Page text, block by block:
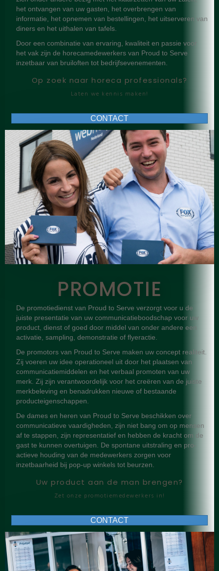
het ontvangen van uw gasten, het overbrengen van
informatie, het opnemen van bestellingen, het uitserveren van
diners en het uithalen van tafels.
Door een combinatie van ervaring, kwaliteit en passie voor
het vak zijn de horecamedewerkers van Proud to Serve
inzetbaar van bruiloften tot bedrijfsevenementen.
Op zoek naar horeca professionals?
Laten we kennis maken!
CONTACT
PROMOTIE
De promotiedienst van Proud to Serve verzorgt voor u de
juiste presentatie van uw communicatieboodschap voor uw
product, dienst of goed door middel van onder andere een
activatie, sampling, demonstratie of flyeractie.
De promotors van Proud to Serve maken uw concept realiteit.
Zij voeren uw idee operationeel uit door het plaatsen van
communicatiemiddelen en het verbaal promoten van uw
merk. Zij zijn verantwoordelijk voor het creëren van de juiste
merkbeleving en benadrukken nieuwe of bestaande
producteigenschappen.
De dames en heren van Proud to Serve beschikken over
communicatieve vaardigheden, zijn niet bang om op mensen
af te stappen, zijn representatief en hebben de kracht om de
gast te kunnen overtuigen. De spontane uitstraling en pro-
actieve houding van de medewerkers zorgen voor
inzetbaarheid bij pop-up winkels tot beurzen.
Uw product aan de man brengen?
Zet onze promotiemedewerkers in!
CONTACT